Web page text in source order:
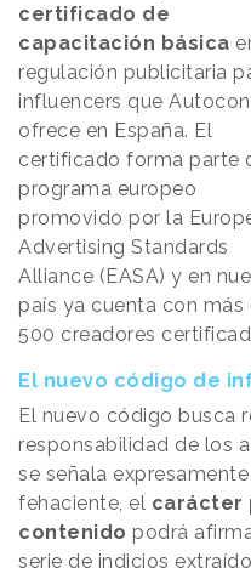
certificado de
capacitación básica
regulación publicitaria
influencers que
ofrece en España. El
certificado forma parte
programa europeo
promovido por la
Advertising Standards
Alliance (EASA) y en
país ya cuenta con más
500 creadores
El nuevo código de
El nuevo código busca
responsabilidad de los
se señala
fehaciente, el carácter
contenido podrá
serie de indicios